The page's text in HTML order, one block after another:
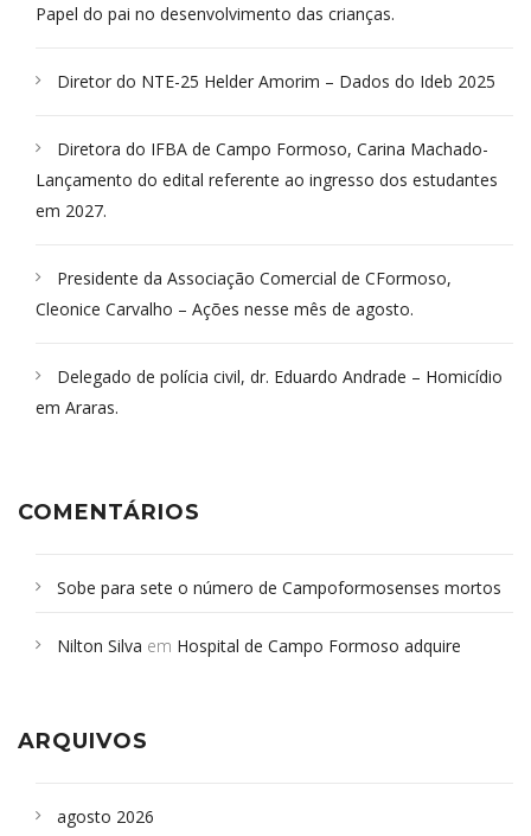
Papel do pai no desenvolvimento das crianças.
Diretor do NTE-25 Helder Amorim – Dados do Ideb 2025
Diretora do IFBA de Campo Formoso, Carina Machado-
Lançamento do edital referente ao ingresso dos estudantes
em 2027.
Presidente da Associação Comercial de CFormoso,
Cleonice Carvalho – Ações nesse mês de agosto.
Delegado de polícia civil, dr. Eduardo Andrade – Homicídio
em Araras.
COMENTÁRIOS
Sobe para sete o número de Campoformosenses mortos
Campoformosenses que morreram em desabamentos são
Nilton Silva em Hospital de Campo Formoso adquire
ARQUIVOS
agosto 2026